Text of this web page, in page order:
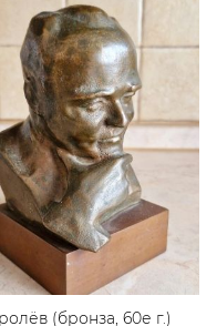
(бронза, 60е г.)